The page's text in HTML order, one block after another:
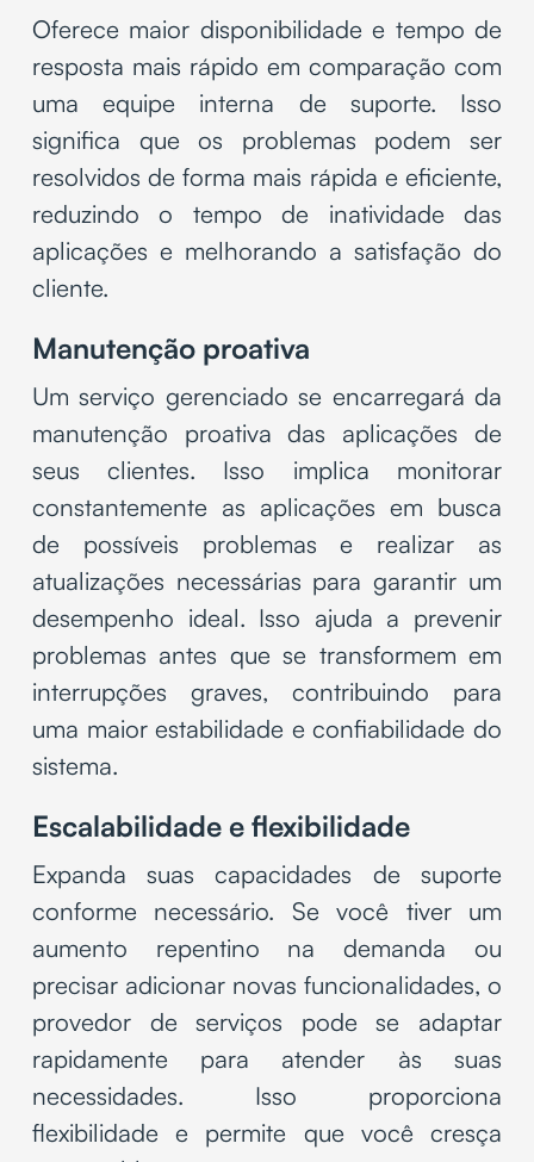
Oferece maior disponibilidade e tempo de
resposta mais rápido em comparação com
uma equipe interna de suporte. Isso
significa que os problemas podem ser
resolvidos de forma mais rápida e eficiente,
reduzindo o tempo de inatividade das
aplicações e melhorando a satisfação do
cliente.
Manutenção proativa
Um serviço gerenciado se encarregará da
manutenção proativa das aplicações de
seus clientes. Isso implica monitorar
constantemente as aplicações em busca
de possíveis problemas e realizar as
atualizações necessárias para garantir um
desempenho ideal. Isso ajuda a prevenir
problemas antes que se transformem em
interrupções graves, contribuindo para
uma maior estabilidade e confiabilidade do
sistema.
Escalabilidade e flexibilidade
Expanda suas capacidades de suporte
conforme necessário. Se você tiver um
aumento repentino na demanda ou
precisar adicionar novas funcionalidades, o
provedor de serviços pode se adaptar
rapidamente para atender às suas
necessidades. Isso proporciona
flexibilidade e permite que você cresça